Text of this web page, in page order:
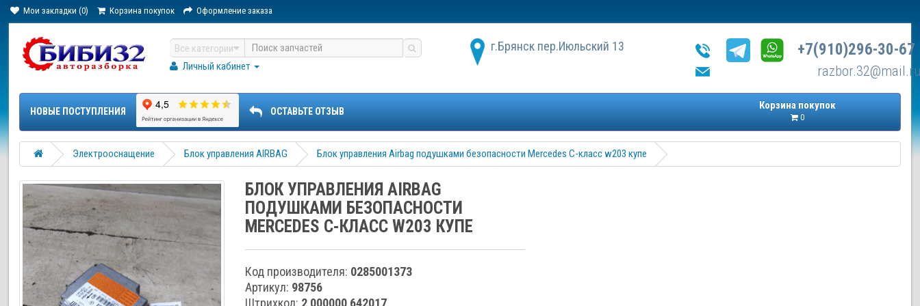
Мои закладки (0) Корзина покупок Оформление заказа
Все категории
Личный кабинет
г.Брянск пер.Июльский 13 +7(910)296-30-67
Корзина покупок
0
НОВЫЕ ПОСТУПЛЕНИЯ ОСТАВЬТЕ ОТЗЫВ
Электрооснащение Блок управления AIRBAG Блок управления Airbag подушками безопасности Mercedes C-класс w203 купе
БЛОК УПРАВЛЕНИЯ AIRBAG
ПОДУШКАМИ БЕЗОПАСНОСТИ
MERCEDES C-КЛАСС W203 КУПЕ
Код производителя: 0285001373
Артикул: 98756
Штрихкод: 2 000000 642017